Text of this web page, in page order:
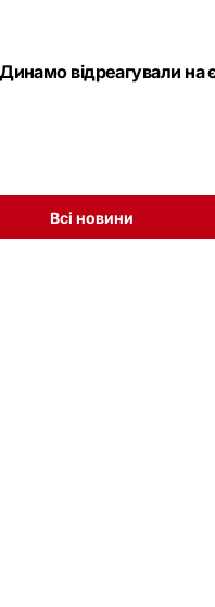
відреагували на
Всі новини